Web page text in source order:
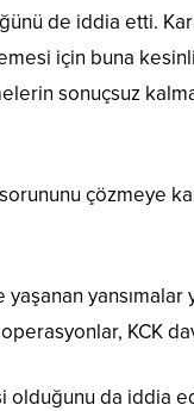
de iddia etti.
için buna
sonuçsuz
yaşanan
KCK
da iddia